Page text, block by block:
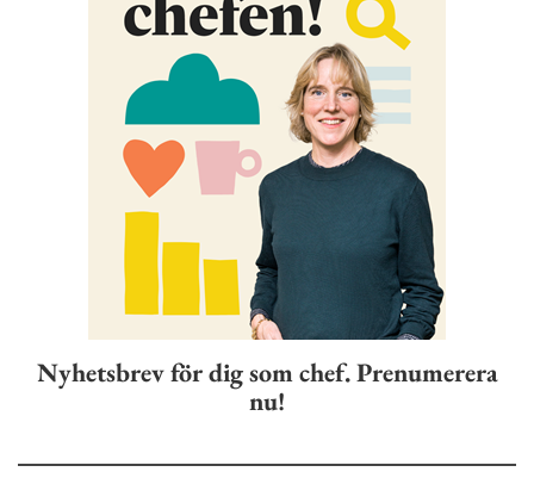
Nyhetsbrev för dig som chef. Prenumerera
nu!